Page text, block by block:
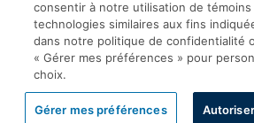
Modalités générales
Accessibilité
consentir à notre utilisation de
technologies similaires aux fins
dans notre politique de confidentialité
« Gérer mes préférences » pour
choix.
Gérer mes préférences